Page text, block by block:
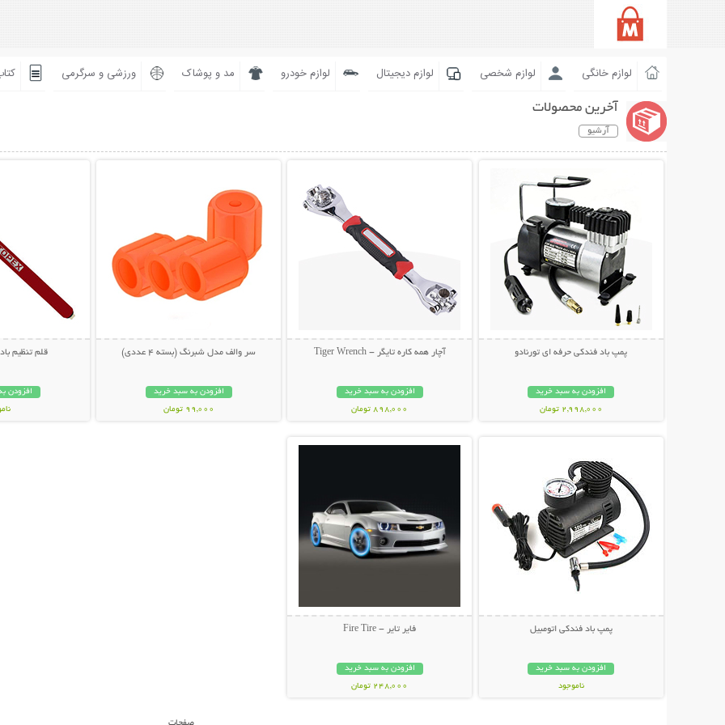
لوازم خانگی لوازم شخصی لوازم دیجیتال لوازم خودرو مد و پوشاک ورزشی و سرگرمی
آخرین محصولات
آرشیو
پمپ باد فندکی حرفه ای تورنادو
افزودن به سبد خرید
2,998,000 تومان
آچار همه کاره تایگر - Tiger Wrench
افزودن به سبد خرید
898,000 تومان
سر والف مدل شبرنگ (بسته 4 عددی)
افزودن به سبد خرید
99,000 تومان
قلم تنظیم
افزودن
پمپ باد فندکی اتومبیل
افزودن به سبد خرید
ناموجود
فایر تایر - Fire Tire
افزودن به سبد خرید
248,000 تومان